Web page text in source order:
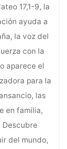
17,1-9, la
ayuda a
la voz del
con la
aparece el
para la
las
en familia,
Descubre
del mundo,